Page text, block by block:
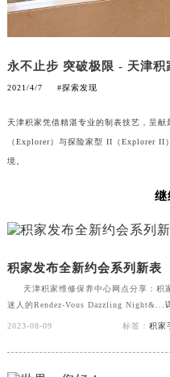
永不止步 突破极限 - 天津积
2021/4/7 #探索发现
天津积家凭借精湛专业的制表技艺，呈
（Explorer）与探险家型 II（Explorer II
境。
继
积家发布全新约会系列新表
天津积家维修保养中心网点分享：
迷人的Rendez-Vous Dazzling Night&...
2023-08-09 标签：积家